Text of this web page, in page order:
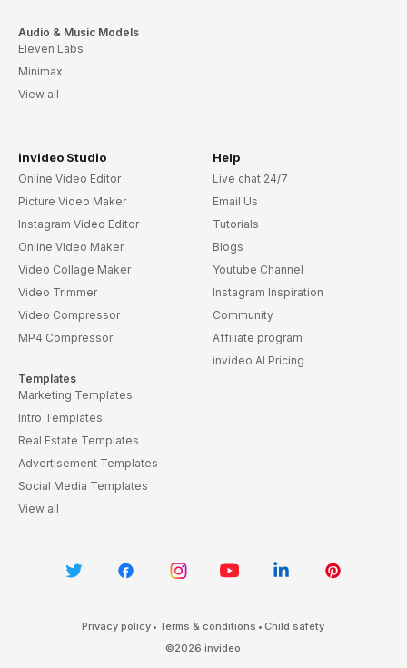
Audio & Music Models
Eleven Labs
Minimax
View all
invideo Studio
Online Video Editor
Picture Video Maker
Instagram Video Editor
Online Video Maker
Video Collage Maker
Video Trimmer
Video Compressor
MP4 Compressor
Templates
Marketing Templates
Intro Templates
Real Estate Templates
Advertisement Templates
Social Media Templates
View all
Help
Live chat 24/7
Email Us
Tutorials
Blogs
Youtube Channel
Instagram Inspiration
Community
Affiliate program
invideo AI Pricing
Privacy policy • Terms & conditions • Child safety
©2026 invideo